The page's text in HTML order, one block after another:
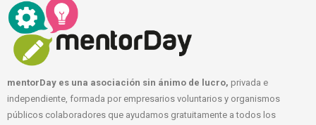
mentorDay es una asociación sin ánimo de lucro, privada e
independiente, formada por empresarios voluntarios y organismos
públicos colaboradores que ayudamos gratuitamente a todos los